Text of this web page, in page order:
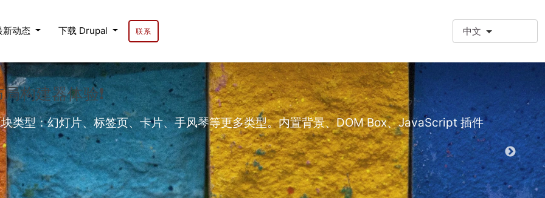
新动态 下载 Drupal 联系 中文
构建器体验❗
类型：幻灯片、标签页、卡片、手风琴等更多类型。内置背景、DOM Box、JavaScript 插件
❗额外
额外段落类
演示 EPT